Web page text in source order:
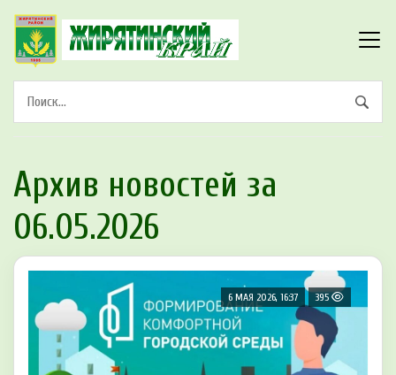
Архив новостей за
06.05.2026
6 МАЯ 2026, 16:37 395